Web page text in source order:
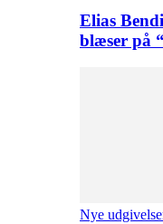
Elias
blæser på
Nye